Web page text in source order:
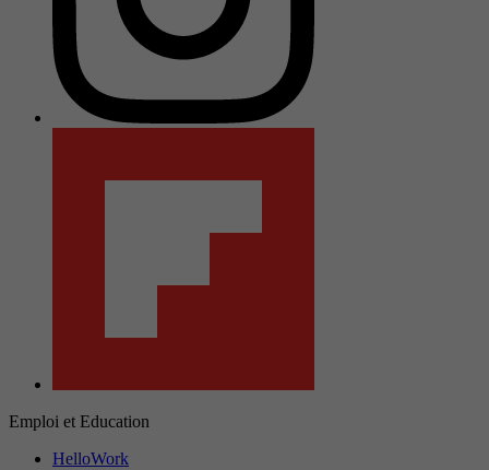
Emploi et Education
HelloWork